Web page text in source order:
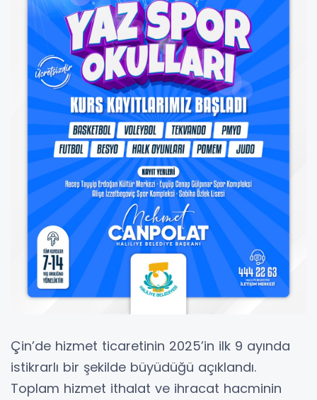
Çin’de hizmet ticaretinin 2025’in ilk 9 ayında
istikrarlı bir şekilde büyüdüğü açıklandı.
Toplam hizmet ithalat ve ihracat hacminin